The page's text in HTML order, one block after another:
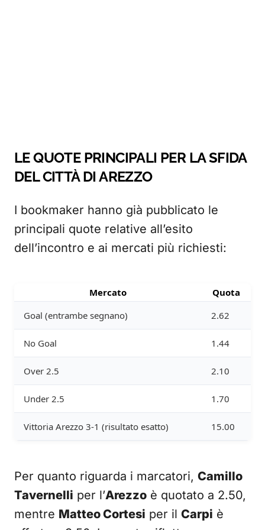
LE QUOTE PRINCIPALI PER LA SFIDA
DEL CITTÀ DI AREZZO
I bookmaker hanno già pubblicato le
principali quote relative all’esito
dell’incontro e ai mercati più richiesti:
Mercato
Quota
Goal (entrambe segnano)
2.62
No Goal 1.44
Over 2.5 2.10
Under 2.5 1.70
Vittoria Arezzo 3-1 (risultato esatto) 15.00
Per quanto riguarda i marcatori, Camillo
Tavernelli per l’Arezzo è quotato a 2.50,
mentre Matteo Cortesi per il Carpi è